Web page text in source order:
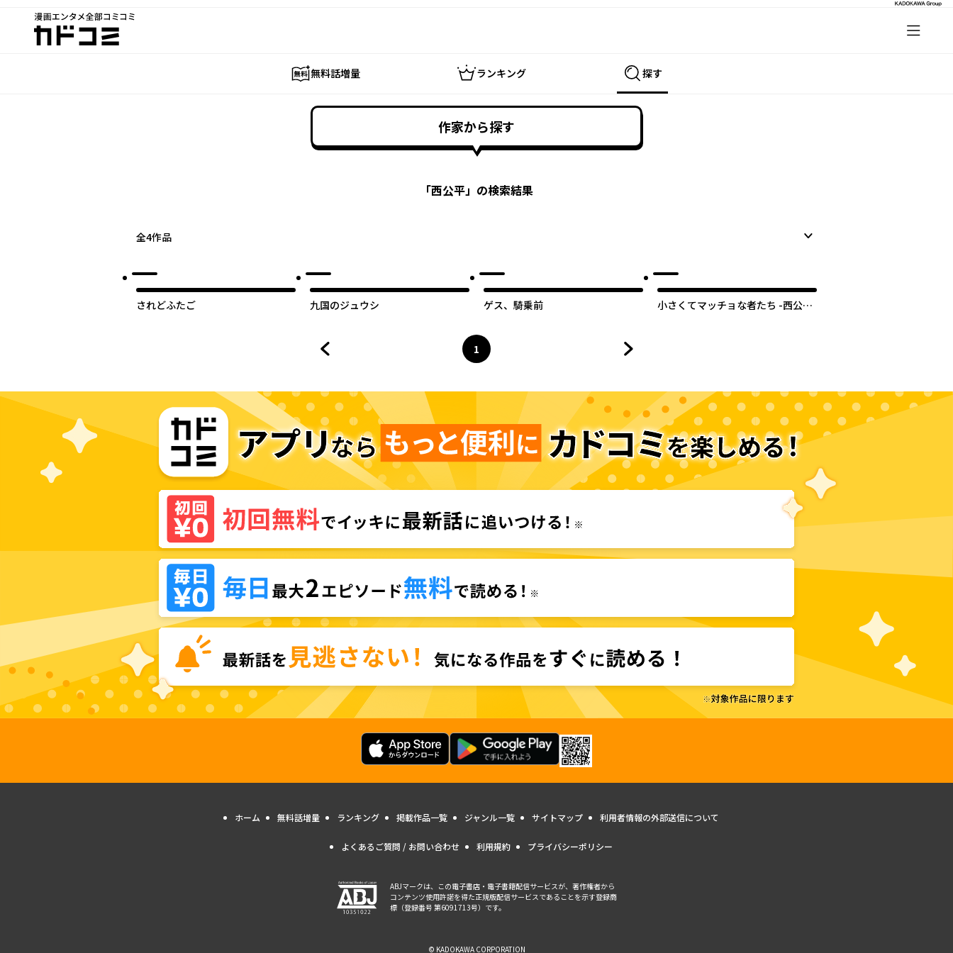
漫画エンタメ全部コミコミ
カドコミ
無料話増量 ランキング 探す
作家から探す
「西公平」の検索結果
全4作品
されどふたご 九国のジュウシ ゲス、騎乗前
小さくてマッチョな者たち -西公平
ページ
1
へ
ホーム 無料話増量 ランキング 掲載作品一覧 ジャンル一覧 サイトマップ 利用者情報の外部送信について
よくあるご質問 / お問い合わせ 利用規約 プライバシーポリシー
ABJマークは、この電子書店・電子書籍配信サービスが、著作権者から
コンテンツ使用許諾を得た正規版配信サービスであることを示す登録商
標（登録番号 第6091713号）です。
© KADOKAWA CORPORATION